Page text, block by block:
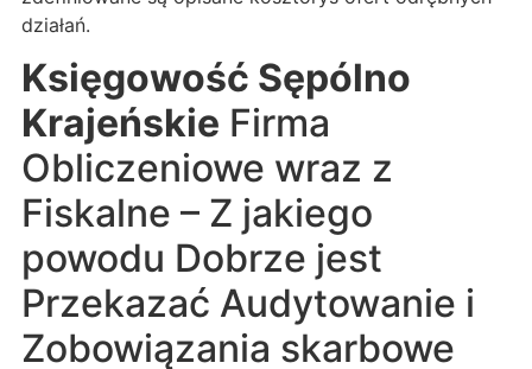
działań.
Księgowość Sępólno
Krajeńskie Firma
Obliczeniowe wraz z
Fiskalne – Z jakiego
powodu Dobrze jest
Przekazać Audytowanie i
Zobowiązania skarbowe